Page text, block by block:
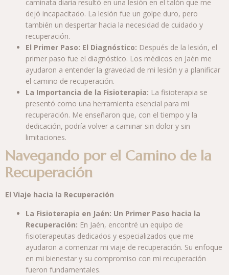
caminata diaria resultó en una lesión en el talón que me
dejó incapacitado. La lesión fue un golpe duro, pero
también un despertar hacia la necesidad de cuidado y
recuperación.
El Primer Paso: El Diagnóstico: Después de la lesión, el
primer paso fue el diagnóstico. Los médicos en Jaén me
ayudaron a entender la gravedad de mi lesión y a planificar
el camino de recuperación.
La Importancia de la Fisioterapia: La fisioterapia se
presentó como una herramienta esencial para mi
recuperación. Me enseñaron que, con el tiempo y la
dedicación, podría volver a caminar sin dolor y sin
limitaciones.
Navegando por el Camino de la
Recuperación
El Viaje hacia la Recuperación
La Fisioterapia en Jaén: Un Primer Paso hacia la
Recuperación: En Jaén, encontré un equipo de
fisioterapeutas dedicados y especializados que me
ayudaron a comenzar mi viaje de recuperación. Su enfoque
en mi bienestar y su compromiso con mi recuperación
fueron fundamentales.